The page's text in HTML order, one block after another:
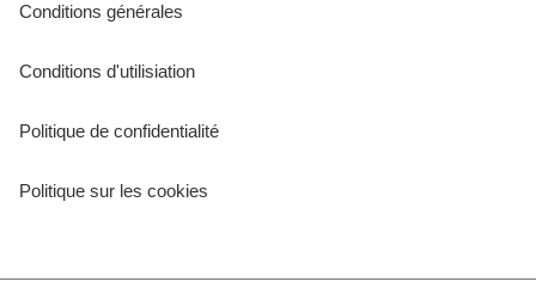
Conditions générales
Conditions d'utilisiation
Politique de confidentialité
Politique sur les cookies